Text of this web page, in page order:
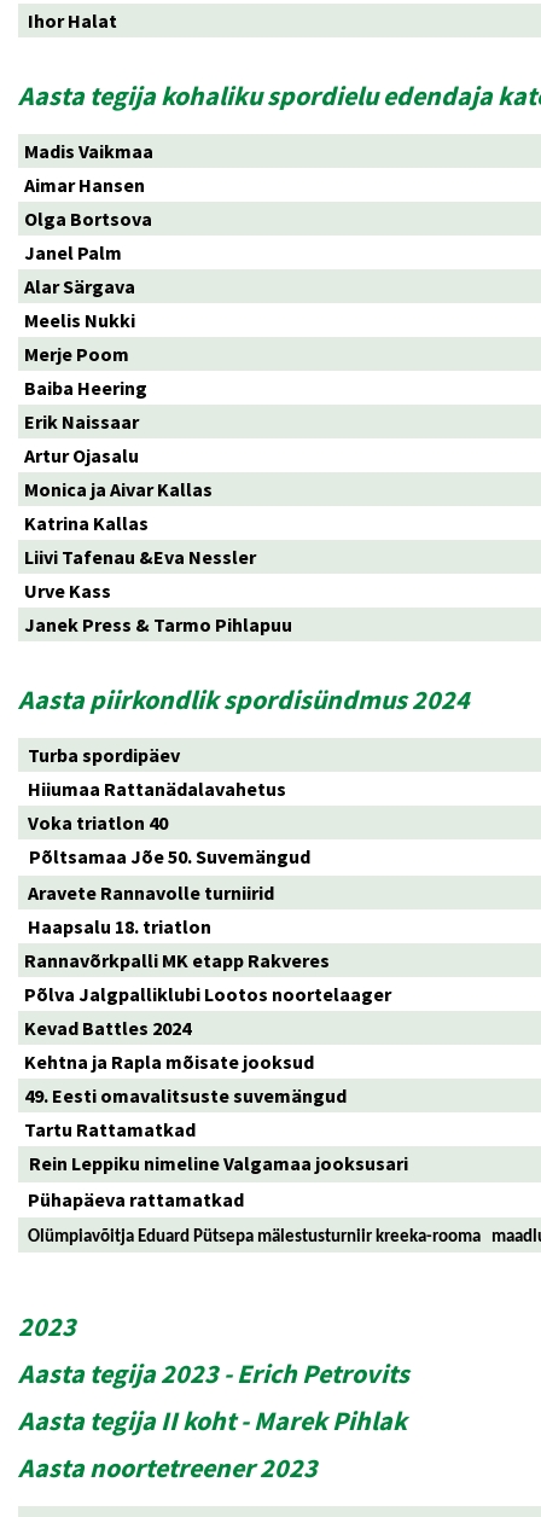
Ihor Halat
Aasta tegija kohaliku spordielu edendaja
Madis Vaikmaa
Aimar Hansen
Olga Bortsova
Janel Palm
Alar Särgava
Meelis Nukki
Merje Poom
Baiba Heering
Erik Naissaar
Artur Ojasalu
Monica ja Aivar Kallas
Katrina Kallas
Liivi Tafenau &Eva Nessler
Urve Kass
Janek Press & Tarmo Pihlapuu
Aasta piirkondlik spordisündmus 2024
Turba spordipäev
Hiiumaa Rattanädalavahetus
Voka triatlon 40
Põltsamaa Jõe 50. Suvemängud
Aravete Rannavolle turniirid
Haapsalu 18. triatlon
Rannavõrkpalli MK etapp Rakveres
Põlva Jalgpalliklubi Lootos noortelaager
Kevad Battles 2024
Kehtna ja Rapla mõisate jooksud
49. Eesti omavalitsuste suvemängud
Tartu Rattamatkad
Rein Leppiku nimeline Valgamaa jooksusari
Pühapäeva rattamatkad
Olümpiavõitja Eduard Pütsepa mälestusturniir kreeka-rooma
2023
Aasta tegija 2023 - Erich Petrovits
Aasta tegija II koht - Marek Pihlak
Aasta noortetreener 2023